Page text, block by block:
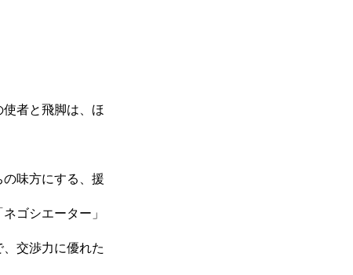
者と飛脚は、ほ
味方にする、援
ゴシエーター」
交渉力に優れた